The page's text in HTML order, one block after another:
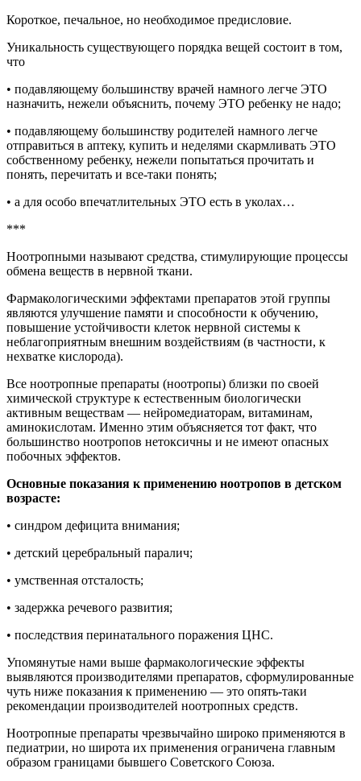
Короткое, печальное, но необходимое предисловие.
Уникальность существующего порядка вещей состоит в том,
что
• подавляющему большинству врачей намного легче ЭТО
назначить, нежели объяснить, почему ЭТО ребенку не надо;
• подавляющему большинству родителей намного легче
отправиться в аптеку, купить и неделями скармливать ЭТО
собственному ребенку, нежели попытаться прочитать и
понять, перечитать и все-таки понять;
• а для особо впечатлительных ЭТО есть в уколах…
***
Ноотропными называют средства, стимулирующие процессы
обмена веществ в нервной ткани.
Фармакологическими эффектами препаратов этой группы
являются улучшение памяти и способности к обучению,
повышение устойчивости клеток нервной системы к
неблагоприятным внешним воздействиям (в частности, к
нехватке кислорода).
Все ноотропные препараты (ноотропы) близки по своей
химической структуре к естественным биологически
активным веществам — нейромедиаторам, витаминам,
аминокислотам. Именно этим объясняется тот факт, что
большинство ноотропов нетоксичны и не имеют опасных
побочных эффектов.
Основные показания к применению ноотропов в детском
возрасте:
• синдром дефицита внимания;
• детский церебральный паралич;
• умственная отсталость;
• задержка речевого развития;
• последствия перинатального поражения ЦНС.
Упомянутые нами выше фармакологические эффекты
выявляются производителями препаратов, сформулированные
чуть ниже показания к применению — это опять-таки
рекомендации производителей ноотропных средств.
Ноотропные препараты чрезвычайно широко применяются в
педиатрии, но широта их применения ограничена главным
образом границами бывшего Советского Союза.